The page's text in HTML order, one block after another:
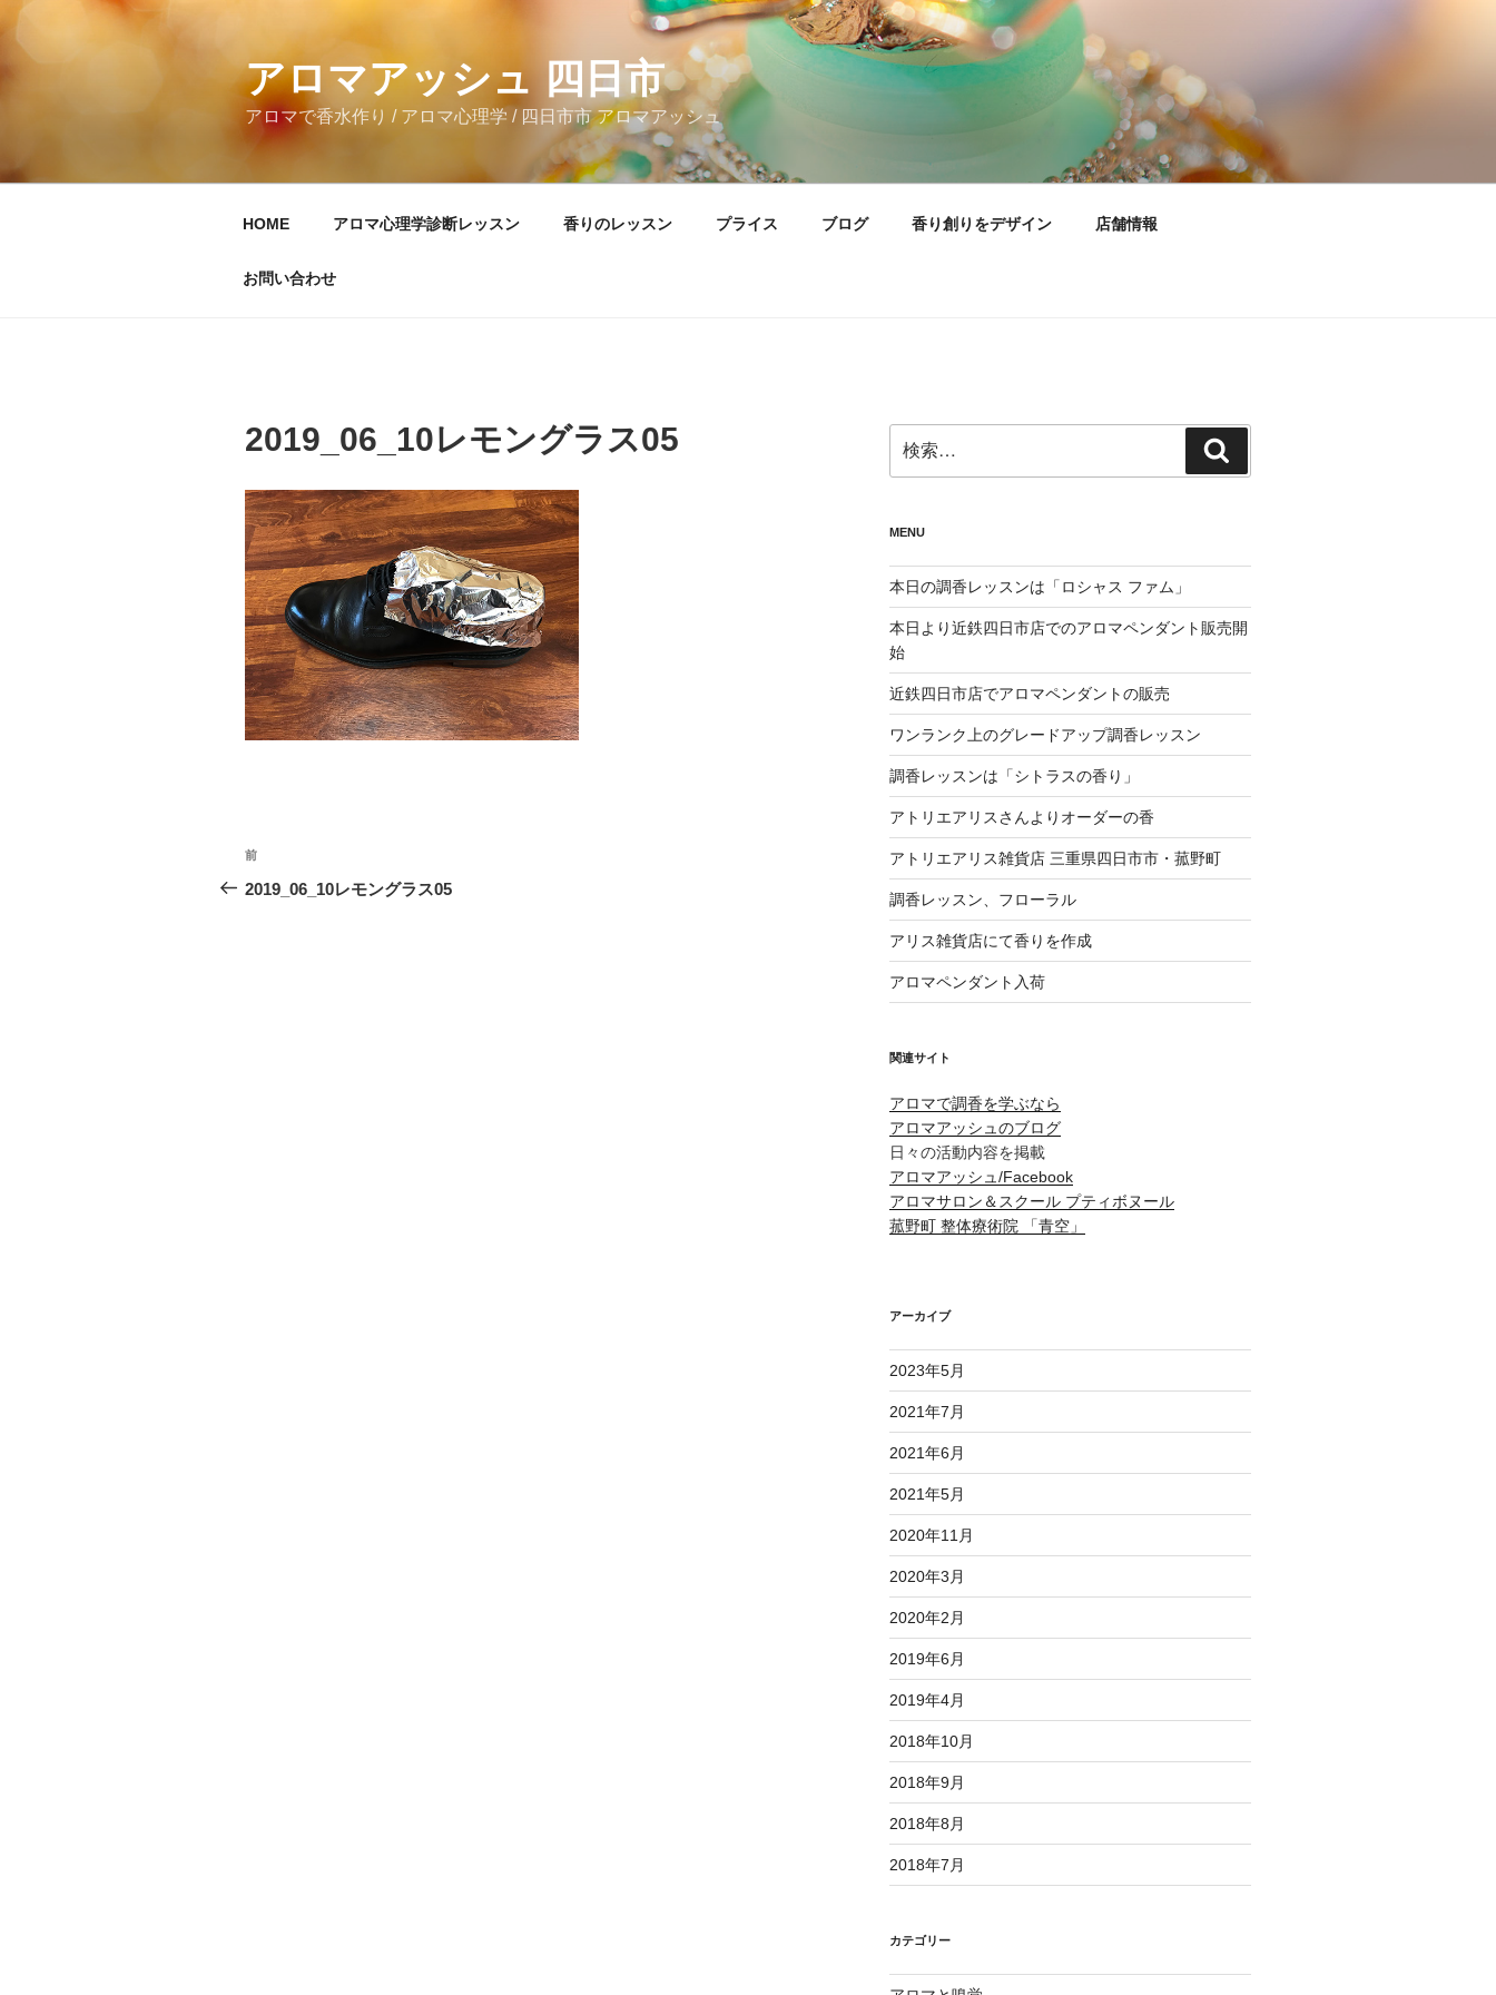
テ
ス
アロマアッシュ 四日市
アロマで香水作り / アロマ心理学 / 四日市市 アロマアッシュ
HOME アロマ心理学診断レッスン 香りのレッスン プライス ブログ 香り創りをデザイン 店舗情報
お問い合わせ
2019_06_10レモングラス05
投
稿
前
の
前
2019_06_10レモングラス05
索:
索
MENU
本日の調香レッスンは「ロシャス ファム」
本日より近鉄四日市店でのアロマペンダント販売開
始
近鉄四日市店でアロマペンダントの販売
ワンランク上のグレードアップ調香レッスン
調香レッスンは「シトラスの香り」
アトリエアリスさんよりオーダーの香
アトリエアリス雑貨店 三重県四日市市・菰野町
調香レッスン、フローラル
アリス雑貨店にて香りを作成
アロマペンダント入荷
関連サイト
アロマで調香を学ぶなら
アロマアッシュのブログ
日々の活動内容を掲載
アロマアッシュ/Facebook
アロマサロン＆スクール プティボヌール
菰野町 整体療術院 「青空」
アーカイブ
2023年5月
2021年7月
2021年6月
2021年5月
2020年11月
2020年3月
2020年2月
2019年6月
2019年4月
2018年10月
2018年9月
2018年8月
2018年7月
カテゴリー